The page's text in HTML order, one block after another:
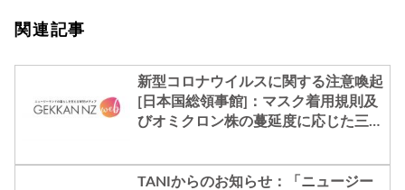
関連記事
新型コロナウイルスに関する注意喚起
[日本国総領事館]：マスク着用規則及
びオミクロン株の蔓延度に応じた三段
TANIからのお知らせ：「ニュージー